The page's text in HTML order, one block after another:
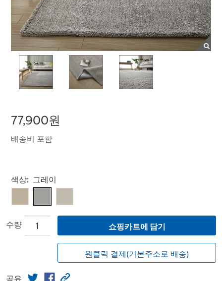
77,900원
배송비 포함
Select product
색상: 그레이
수량 쇼핑카트에 담기
원클릭 결제(기본주소로 배송)
공유